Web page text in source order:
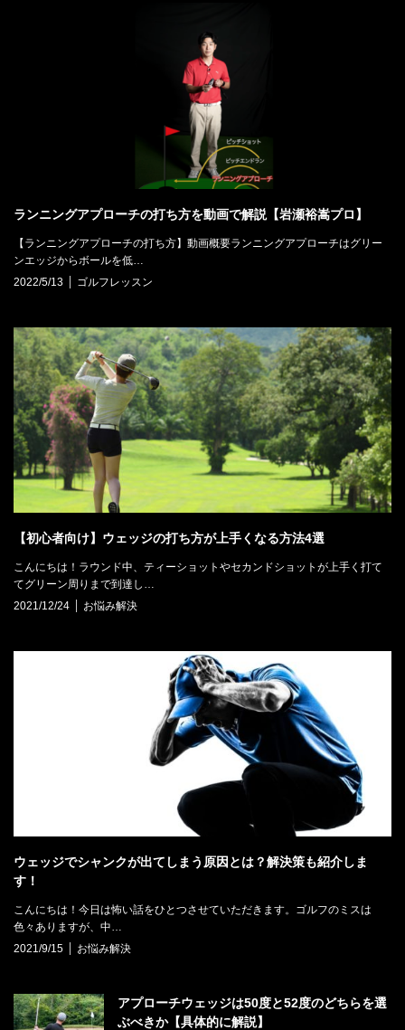
ランニングアプローチの打ち方を動画で解説【岩瀬裕嵩プロ】
【ランニングアプローチの打ち方】動画概要ランニングアプローチはグリー
ンエッジからボールを低…
2022/5/13
ゴルフレッスン
【初心者向け】ウェッジの打ち方が上手くなる方法4選
こんにちは！ラウンド中、ティーショットやセカンドショットが上手く打て
てグリーン周りまで到達し…
2021/12/24
お悩み解決
ウェッジでシャンクが出てしまう原因とは？解決策も紹介しま
す！
こんにちは！今日は怖い話をひとつさせていただきます。ゴルフのミスは
色々ありますが、中…
2021/9/15
お悩み解決
アプローチウェッジは50度と52度のどちらを選
ぶべきか【具体的に解説】